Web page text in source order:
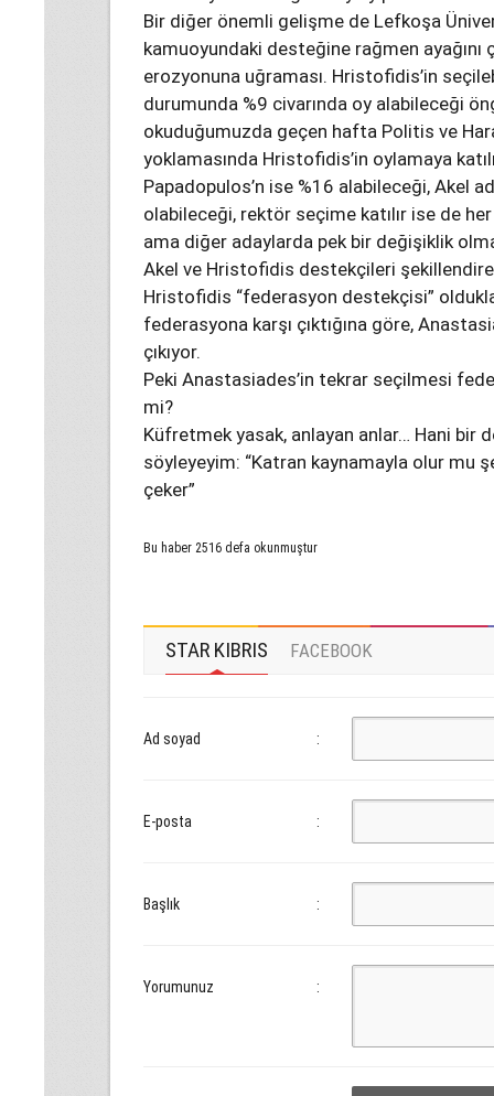
Bir diğer önemli gelişme de Lefkoşa
kamuoyundaki desteğine rağmen
erozyonuna uğraması. Hristofidis’in
durumunda %9 civarında oy alabileceği
okuduğumuzda geçen hafta Politis ve
yoklamasında Hristofidis’in oylamaya
Papadopulos’n ise %16 alabileceği, Akel
olabileceği, rektör seçime katılır ise de
ama diğer adaylarda pek bir değişiklik
Akel ve Hristofidis destekçileri
Hristofidis “federasyon destekçisi”
federasyona karşı çıktığına göre,
çıkıyor.
Peki Anastasiades’in tekrar seçilmesi
mi?
Küfretmek yasak, anlayan anlar… Hani bir
söyleyeyim: “Katran kaynamayla olur mu
çeker”
Bu haber 2516 defa okunmuştur
STAR KIBRIS FACEBOOK
Ad soyad :
E-posta :
Başlık :
Yorumunuz :